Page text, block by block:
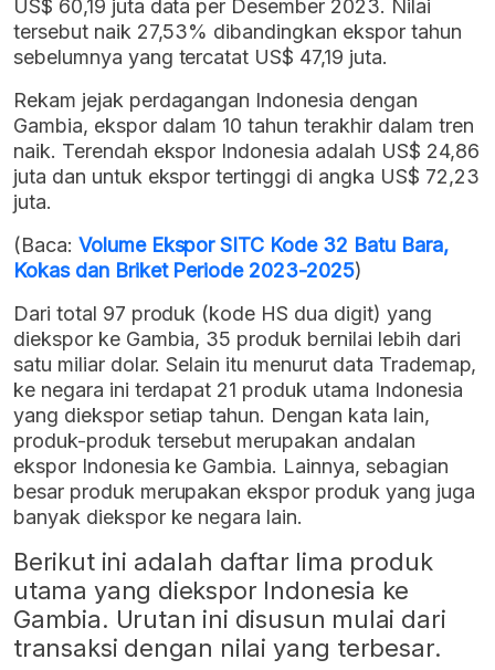
US$ 60,19 juta data per Desember 2023. Nilai
tersebut naik 27,53% dibandingkan ekspor tahun
sebelumnya yang tercatat US$ 47,19 juta.
Rekam jejak perdagangan Indonesia dengan
Gambia, ekspor dalam 10 tahun terakhir dalam tren
naik. Terendah ekspor Indonesia adalah US$ 24,86
juta dan untuk ekspor tertinggi di angka US$ 72,23
juta.
(Baca: Volume Ekspor SITC Kode 32 Batu Bara,
Kokas dan Briket Periode 2023-2025)
Dari total 97 produk (kode HS dua digit) yang
diekspor ke Gambia, 35 produk bernilai lebih dari
satu miliar dolar. Selain itu menurut data Trademap,
ke negara ini terdapat 21 produk utama Indonesia
yang diekspor setiap tahun. Dengan kata lain,
produk-produk tersebut merupakan andalan
ekspor Indonesia ke Gambia. Lainnya, sebagian
besar produk merupakan ekspor produk yang juga
banyak diekspor ke negara lain.
Berikut ini adalah daftar lima produk
utama yang diekspor Indonesia ke
Gambia. Urutan ini disusun mulai dari
transaksi dengan nilai yang terbesar.